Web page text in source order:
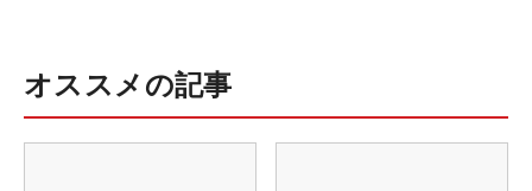
オススメの記事